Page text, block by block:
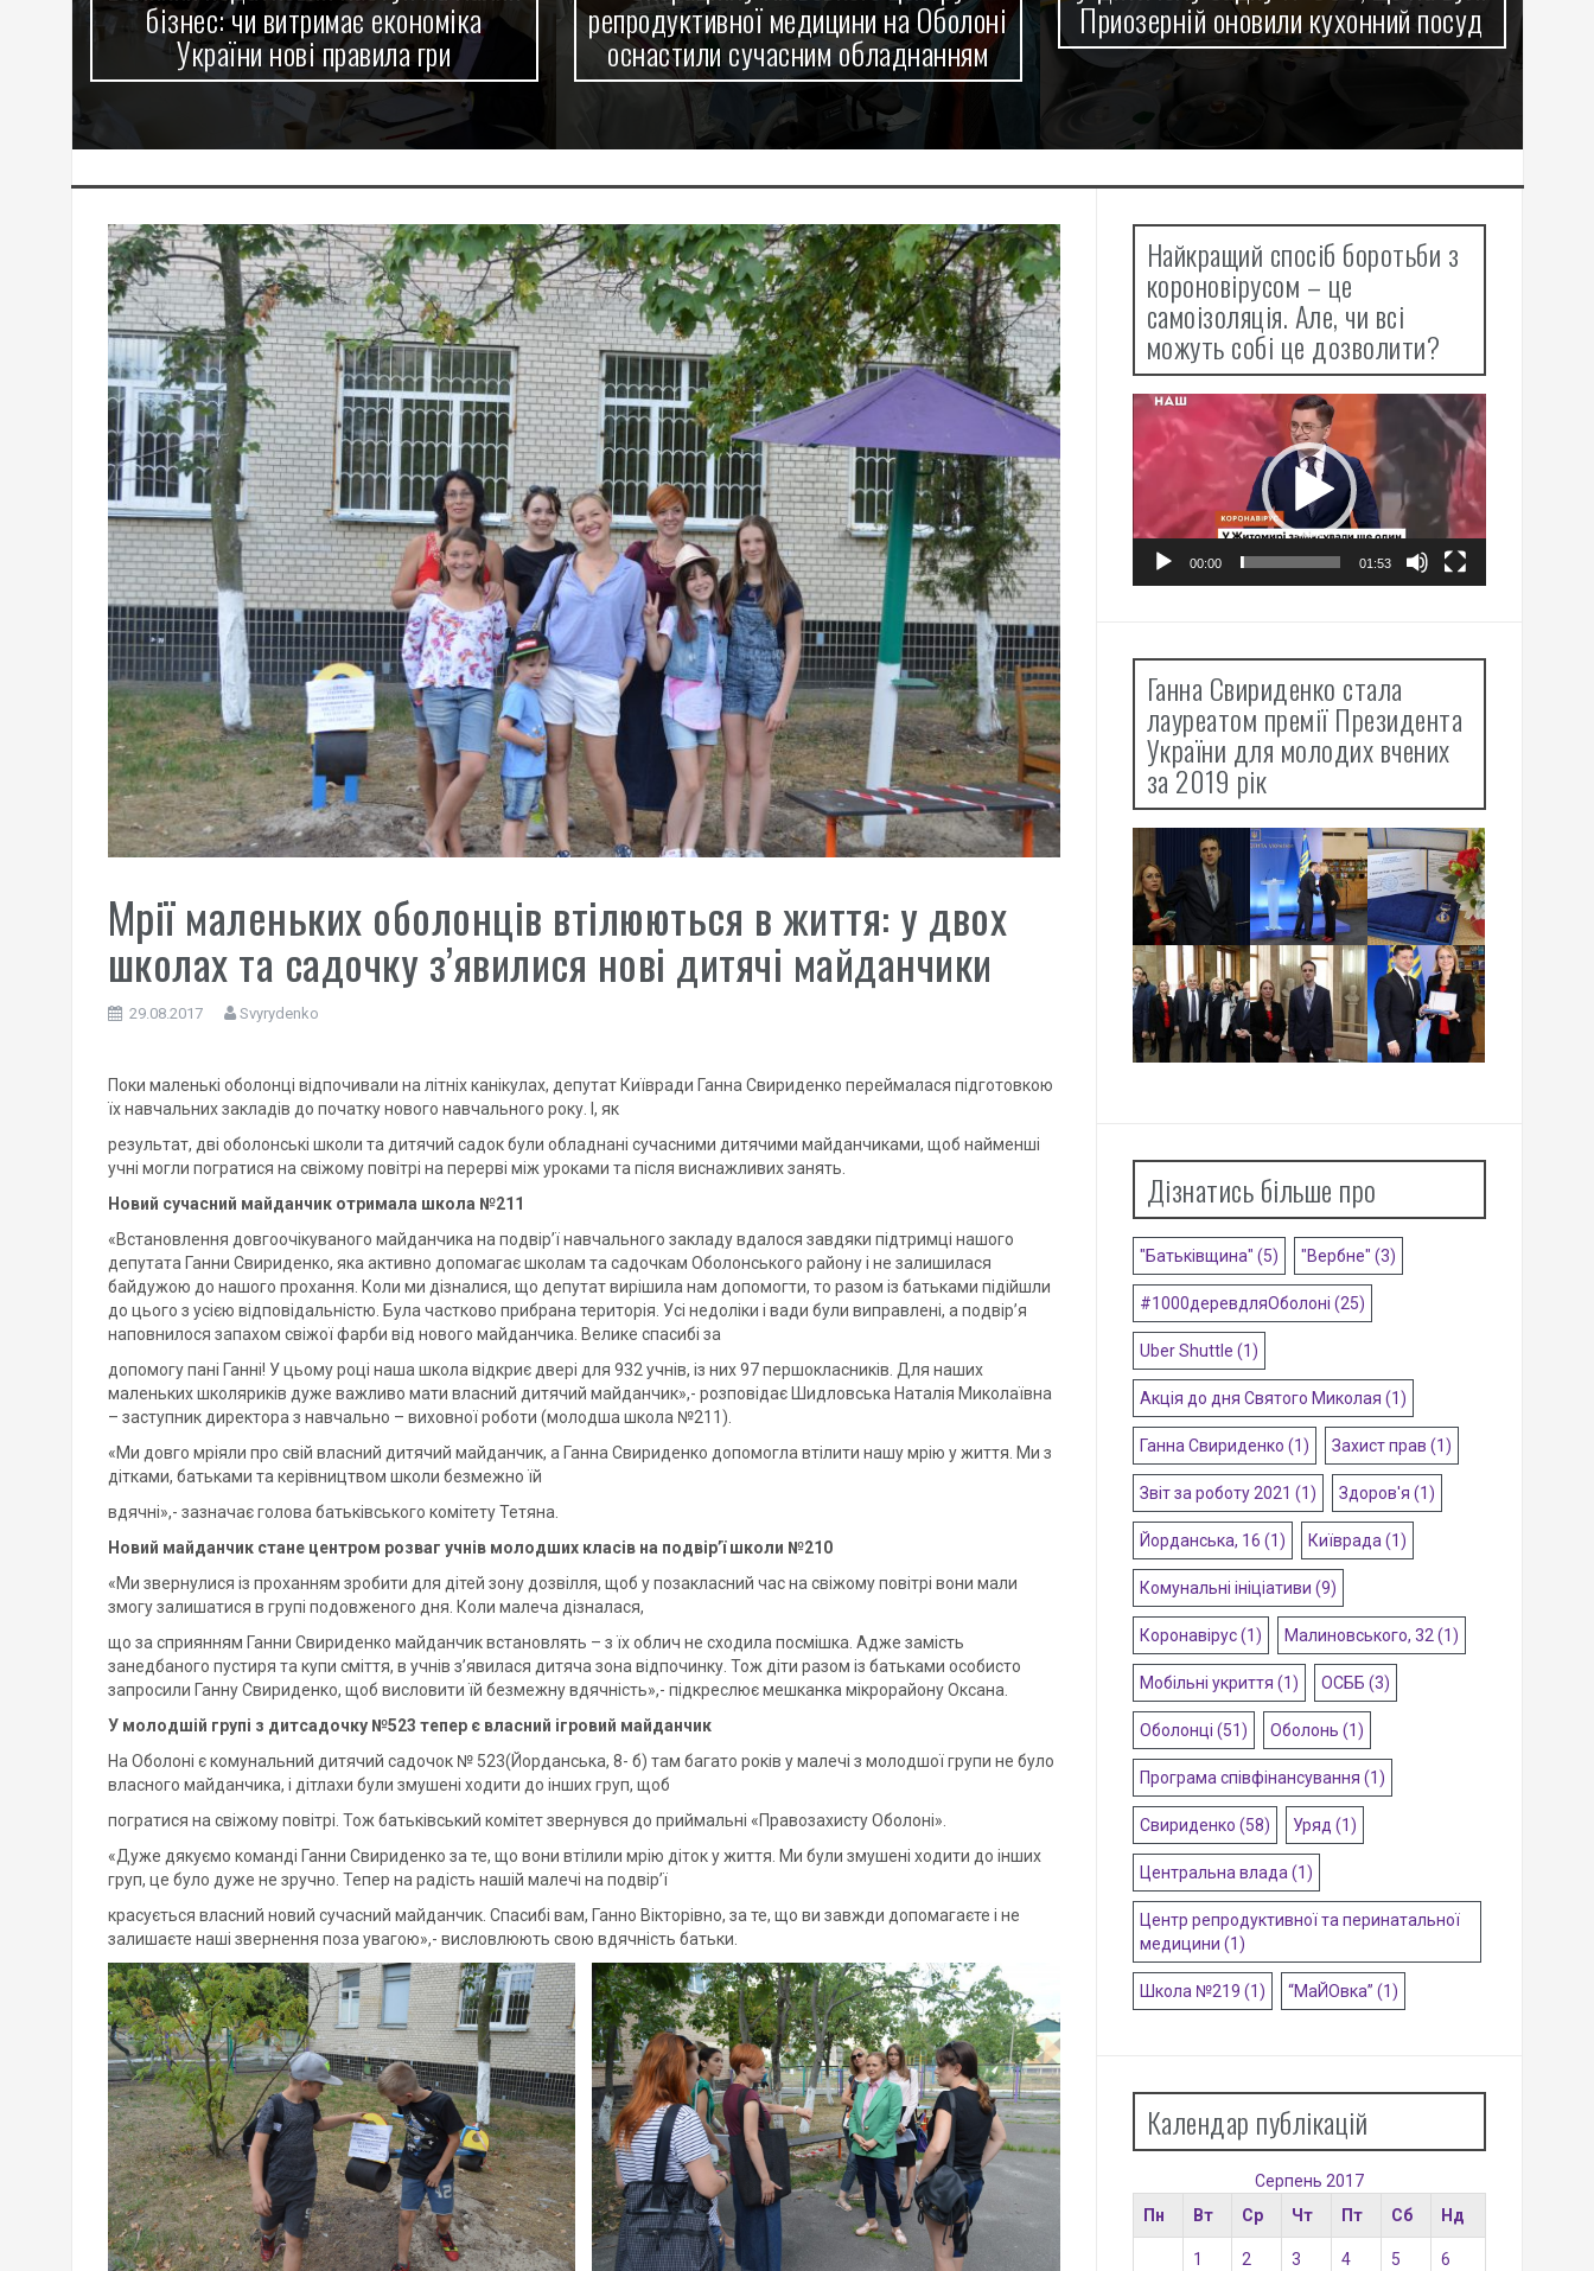
бізнес: чи витримає економіка
України нові правила гри
репродуктивної медицини на Оболоні
оснастили сучасним обладнанням
Приозерній оновили кухонний посуд
Мрії маленьких оболонців втілюються в життя: у двох
школах та садочку з’явилися нові дитячі майданчики
29.08.2017 Svyrydenko
Поки маленькі оболонці відпочивали на літніх канікулах, депутат Київради Ганна Свириденко переймалася підготовкою
їх навчальних закладів до початку нового навчального року. І, як
результат, дві оболонські школи та дитячий садок були обладнані сучасними дитячими майданчиками, щоб найменші
учні могли погратися на свіжому повітрі на перерві між уроками та після виснажливих занять.
Новий сучасний майданчик отримала школа №211
«Встановлення довгоочікуваного майданчика на подвір’ї навчального закладу вдалося завдяки підтримці нашого
депутата Ганни Свириденко, яка активно допомагає школам та садочкам Оболонського району і не залишилася
байдужою до нашого прохання. Коли ми дізналися, що депутат вирішила нам допомогти, то разом із батьками підійшли
до цього з усією відповідальністю. Була частково прибрана територія. Усі недоліки і вади були виправлені, а подвір’я
наповнилося запахом свіжої фарби від нового майданчика. Велике спасибі за
допомогу пані Ганні! У цьому році наша школа відкриє двері для 932 учнів, із них 97 першокласників. Для наших
маленьких школяриків дуже важливо мати власний дитячий майданчик»,- розповідає Шидловська Наталія Миколаївна
– заступник директора з навчально – виховної роботи (молодша школа №211).
«Ми довго мріяли про свій власний дитячий майданчик, а Ганна Свириденко допомогла втілити нашу мрію у життя. Ми з
дітками, батьками та керівництвом школи безмежно їй
вдячні»,- зазначає голова батьківського комітету Тетяна.
Новий майданчик стане центром розваг учнів молодших класів на подвір’ї школи №210
«Ми звернулися із проханням зробити для дітей зону дозвілля, щоб у позакласний час на свіжому повітрі вони мали
змогу залишатися в групі подовженого дня. Коли малеча дізналася,
що за сприянням Ганни Свириденко майданчик встановлять – з їх облич не сходила посмішка. Адже замість
занедбаного пустиря та купи сміття, в учнів з’явилася дитяча зона відпочинку. Тож діти разом із батьками особисто
запросили Ганну Свириденко, щоб висловити їй безмежну вдячність»,- підкреслює мешканка мікрорайону Оксана.
У молодшій групі з дитсадочку №523 тепер є власний ігровий майданчик
На Оболоні є комунальний дитячий садочок № 523(Йорданська, 8- б) там багато років у малечі з молодшої групи не було
власного майданчика, і дітлахи були змушені ходити до інших груп, щоб
погратися на свіжому повітрі. Тож батьківський комітет звернувся до приймальні «Правозахисту Оболоні».
«Дуже дякуємо команді Ганни Свириденко за те, що вони втілили мрію діток у життя. Ми були змушені ходити до інших
груп, це було дуже не зручно. Тепер на радість нашій малечі на подвір’ї
красується власний новий сучасний майданчик. Спасибі вам, Ганно Вікторівно, за те, що ви завжди допомагаєте і не
залишаєте наші звернення поза увагою»,- висловлюють свою вдячність батьки.
Найкращий спосіб боротьби з
короновірусом – це
самоізоляція. Але, чи всі
можуть собі це дозволити?
Відеопрогравач
00:00 01:53
Ганна Свириденко стала
лауреатом премії Президента
України для молодих вчених
за 2019 рік
Дізнатись більше про
"Батьківщина" (5) "Вербне" (3)
#1000деревдляОболоні (25)
Uber Shuttle (1)
Акція до дня Святого Миколая (1)
Ганна Свириденко (1) Захист прав (1)
Звіт за роботу 2021 (1) Здоров'я (1)
Йорданська, 16 (1) Київрада(1)
Комунальні ініціативи (9)
Коронавірус(1) Малиновського, 32(1)
Мобільні укриття (1) ОСББ (3)
Оболонці (51) Оболонь (1)
Програма співфінансування (1)
Свириденко (58) Уряд (1)
Центральна влада(1)
Центр репродуктивної та перинатальної
медицини (1)
Школа №219 (1) “МаЙОвка” (1)
Календар публікацій
Серпень 2017
Пн
Вт Ср Чт Пт Сб Нд
1 2 3 4 5 6